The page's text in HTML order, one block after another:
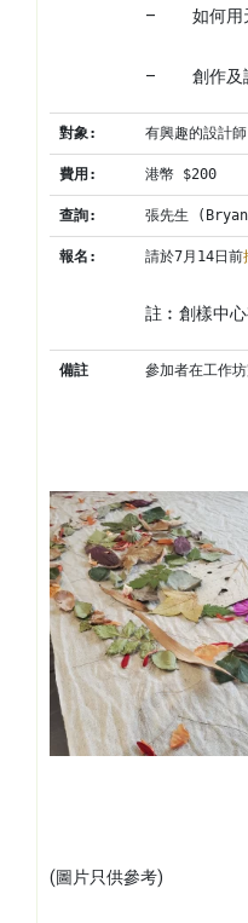
–          如
–
對象 : 有興趣的設計師
費用 : 港幣 $200
查詢: 張先生
報名 : 請於7月14日前
註︰創樣中
備註 參加者在工作
(圖片只供參考)